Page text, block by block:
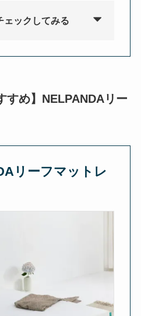
ェックしてみる
すめ】NELPANDAリー
リーフマットレ